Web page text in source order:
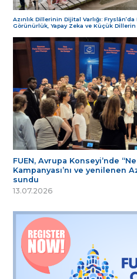
Azınlık Dillerinin Dijital Varlığı:
Görünürlük, Yapay Zeka ve Küçük Dillerin
FUEN, Avrupa Konseyi’nde
Kampanyası’nı ve yenilenen
sundu
13.07.2026